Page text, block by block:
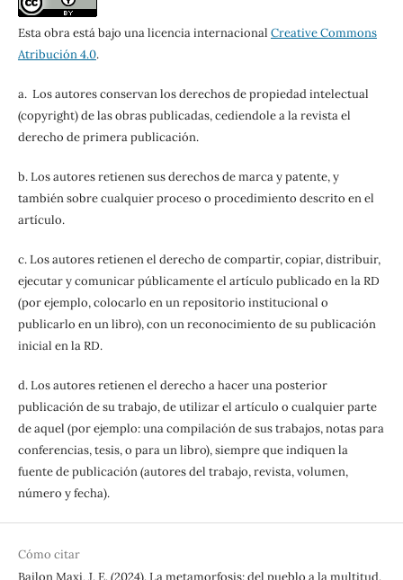
Esta obra está bajo una licencia internacional Creative Commons
Atribución 4.0.
a. Los autores conservan los derechos de propiedad intelectual
(copyright) de las obras publicadas, cediendole a la revista el
derecho de primera publicación.
b. Los autores retienen sus derechos de marca y patente, y
también sobre cualquier proceso o procedimiento descrito en el
artículo.
c. Los autores retienen el derecho de compartir, copiar, distribuir,
ejecutar y comunicar públicamente el artículo publicado en la RD
(por ejemplo, colocarlo en un repositorio institucional o
publicarlo en un libro), con un reconocimiento de su publicación
inicial en la RD.
d. Los autores retienen el derecho a hacer una posterior
publicación de su trabajo, de utilizar el artículo o cualquier parte
de aquel (por ejemplo: una compilación de sus trabajos, notas para
conferencias, tesis, o para un libro), siempre que indiquen la
fuente de publicación (autores del trabajo, revista, volumen,
número y fecha).
Cómo citar
Bailon Maxi, J. E. (2024). La metamorfosis: del pueblo a la multitud.